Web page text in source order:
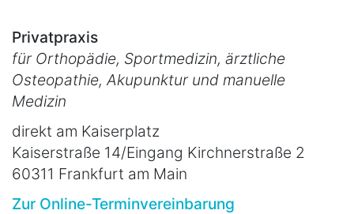
Privatpraxis
für Orthopädie, Sportmedizin, ärztliche
Osteopathie, Akupunktur und manuelle
Medizin
direkt am Kaiserplatz
Kaiserstraße 14/Eingang Kirchnerstraße 2
60311 Frankfurt am Main
Zur Online-Terminvereinbarung